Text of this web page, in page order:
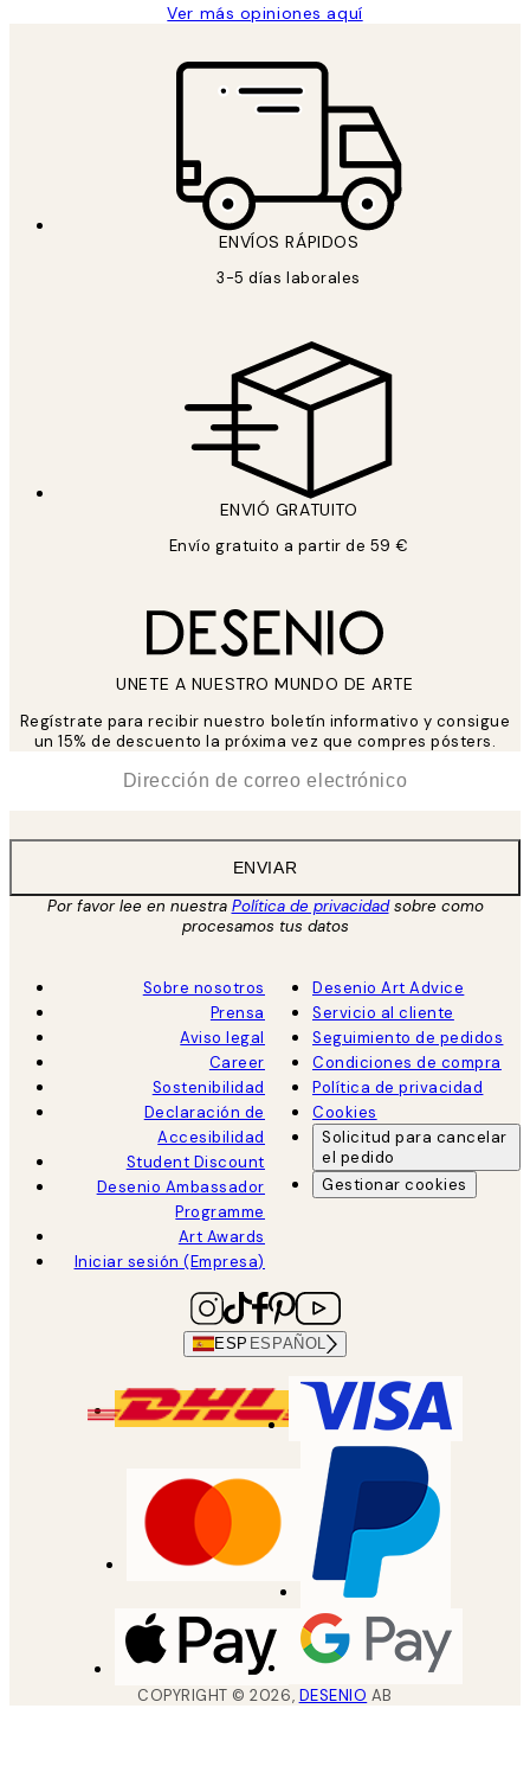
Ver más opiniones aquí
ENVÍOS RÁPIDOS
3-5 días laborales
ENVIÓ GRATUITO
Envío gratuito a partir de 59 €
UNETE A NUESTRO MUNDO DE ARTE
Regístrate para recibir nuestro boletín informativo y consigue
un 15% de descuento la próxima vez que compres pósters.
ENVIAR
Por favor lee en nuestra Política de privacidadsobre como
procesamos tus datos
Sobre nosotros
Prensa
Aviso legal
Career
Sostenibilidad
Declaración de
Accesibilidad
Student Discount
Desenio Ambassador
Programme
Art Awards
Iniciar sesión (Empresa)
Desenio Art Advice
Servicio al cliente
Seguimiento de pedidos
Condiciones de compra
Política de privacidad
Cookies
Solicitud para cancelar
el pedido
Gestionar cookies
ESP ESPAÑOL
COPYRIGHT ©2026, DESENIO AB